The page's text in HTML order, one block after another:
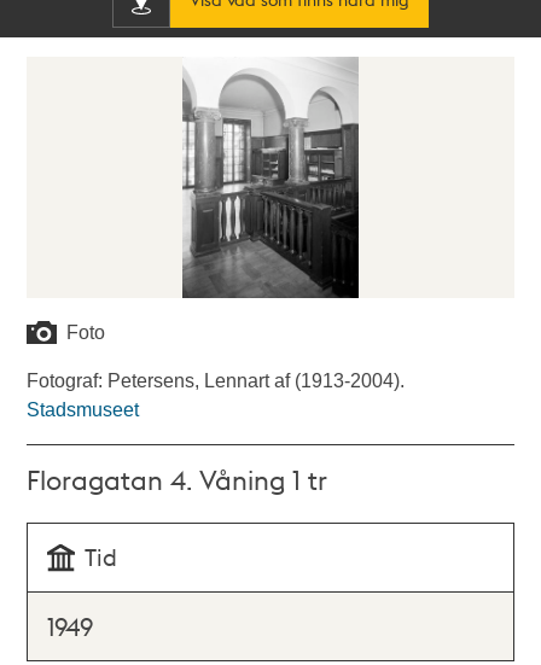
Foto
Fotograf: Petersens, Lennart af (1913-2004).
Stadsmuseet
Floragatan 4. Våning 1 tr
Tid
1949